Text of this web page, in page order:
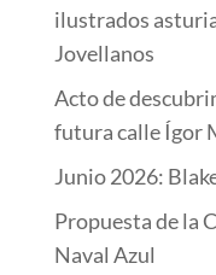
ilustrados
Jovellanos
Acto de
futura calle Ígor
Junio 2026:
Propuesta de la
Naval Azul